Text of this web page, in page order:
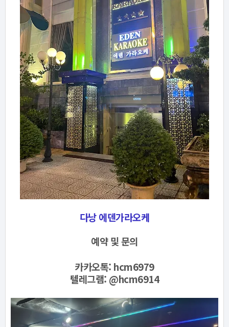
다낭 에덴가라오케
예약 및 문의
카카오톡: hcm6979
텔레그램: @hcm6914